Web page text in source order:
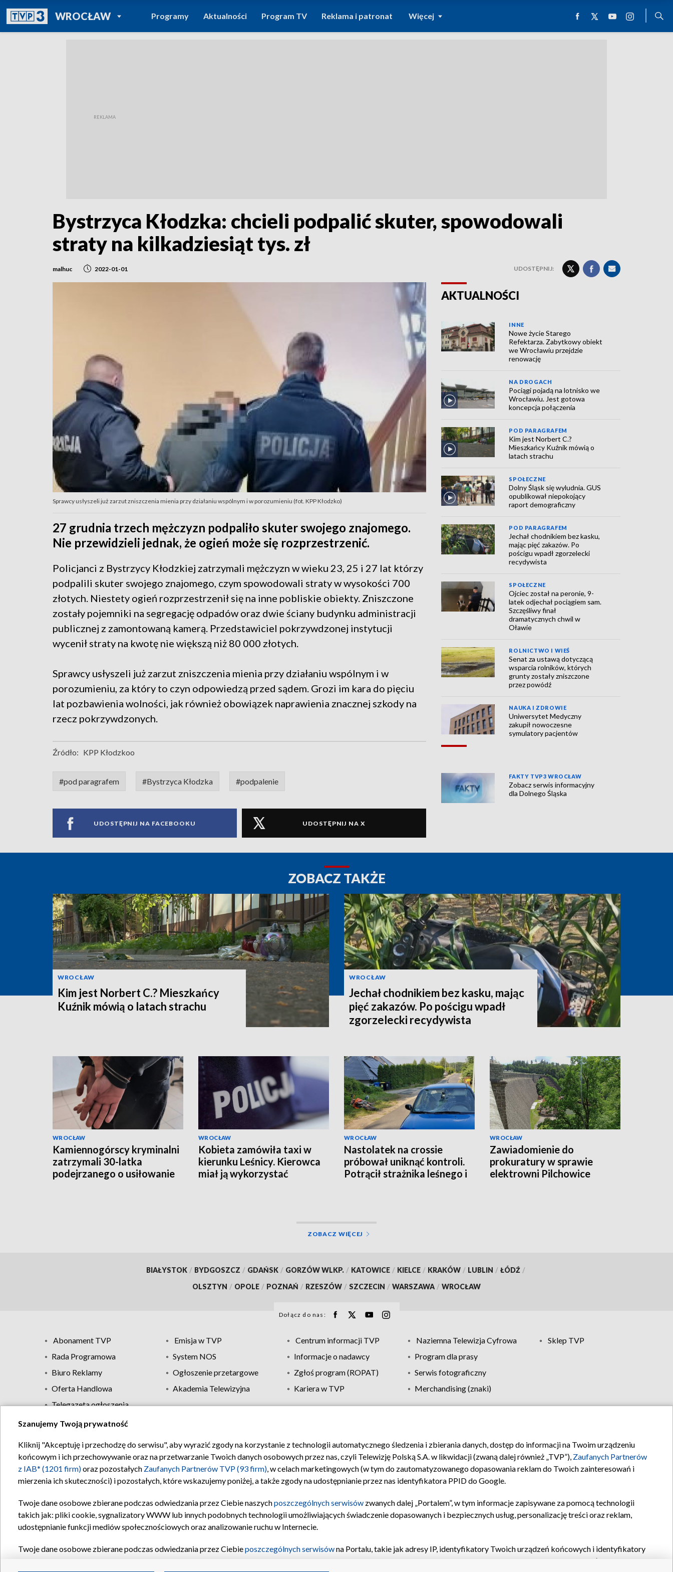
WROCŁAWPOWRÓT DO
TVP REGIONY
Programy Aktualności Program TV Reklama i patronat Więcej
Bystrzyca Kłodzka: chcieli podpalić skuter, spowodowali
straty na kilkadziesiąt tys. zł
malhuc 2022-01-01 UDOSTĘPNIJ:
Sprawcy usłyszeli już zarzut zniszczenia mienia przy działaniu wspólnym i w porozumieniu (fot. KPP Kłodzko)
27 grudnia trzech mężczyzn podpaliło skuter swojego znajomego.
Nie przewidzieli jednak, że ogień może się rozprzestrzenić.
Policjanci z Bystrzycy Kłodzkiej zatrzymali mężczyzn w wieku 23, 25 i 27 lat którzy
podpalili skuter swojego znajomego, czym spowodowali straty w wysokości 700
złotych. Niestety ogień rozprzestrzenił się na inne pobliskie obiekty. Zniszczone
zostały pojemniki na segregację odpadów oraz dwie ściany budynku administracji
publicznej z zamontowaną kamerą. Przedstawiciel pokrzywdzonej instytucji
wycenił straty na kwotę nie większą niż 80 000 złotych.
Sprawcy usłyszeli już zarzut zniszczenia mienia przy działaniu wspólnym i w
porozumieniu, za który to czyn odpowiedzą przed sądem. Grozi im kara do pięciu
lat pozbawienia wolności, jak również obowiązek naprawienia znacznej szkody na
rzecz pokrzywdzonych.
Źródło: KPP Kłodzkoo
#pod paragrafem #Bystrzyca Kłodzka #podpalenie
UDOSTĘPNIJ NA FACEBOOKU UDOSTĘPNIJ NA X
AKTUALNOŚCI
INNE
Nowe życie Starego
Refektarza. Zabytkowy obiekt
we Wrocławiu przejdzie
renowację
NA DROGACH
Pociągi pojadą na lotnisko we
Wrocławiu. Jest gotowa
koncepcja połączenia
POD PARAGRAFEM
Kim jest Norbert C.?
Mieszkańcy Kuźnik mówią o
latach strachu
SPOŁECZNE
Dolny Śląsk się wyludnia. GUS
opublikował niepokojący
raport demograficzny
POD PARAGRAFEM
Jechał chodnikiem bez kasku,
mając pięć zakazów. Po
pościgu wpadł zgorzelecki
recydywista
SPOŁECZNE
Ojciec został na peronie, 9-
latek odjechał pociągiem sam.
Szczęśliwy finał
dramatycznych chwil w
Oławie
ROLNICTWO I WIEŚ
Senat za ustawą dotyczącą
wsparcia rolników, których
grunty zostały zniszczone
przez powódź
NAUKA I ZDROWIE
Uniwersytet Medyczny
zakupił nowoczesne
symulatory pacjentów
FAKTY TVP3 WROCŁAW
Zobacz serwis informacyjny
dla Dolnego Śląska
ZOBACZ TAKŻE
WROCŁAW
Kim jest Norbert C.? Mieszkańcy
Kuźnik mówią o latach strachu
WROCŁAW
Jechał chodnikiem bez kasku, mając
pięć zakazów. Po pościgu wpadł
zgorzelecki recydywista
WROCŁAW
Kamiennogórscy kryminalni
zatrzymali 30-latka
podejrzanego o usiłowanie
WROCŁAW
Kobieta zamówiła taxi w
kierunku Leśnicy. Kierowca
miał ją wykorzystać
WROCŁAW
Nastolatek na crossie
próbował uniknąć kontroli.
Potrącił strażnika leśnego i
WROCŁAW
Zawiadomienie do
prokuratury w sprawie
elektrowni Pilchowice
ZOBACZ WIĘCEJ
BIAŁYSTOK / BYDGOSZCZ / GDAŃSK / GORZÓW WLKP. / KATOWICE / KIELCE / KRAKÓW / LUBLIN / ŁÓDŹ /
OLSZTYN / OPOLE / POZNAŃ / RZESZÓW / SZCZECIN / WARSZAWA / WROCŁAW
Dołącz do nas:
Abonament TVP Emisja w TVP Centrum informacji TVP Naziemna Telewizja Cyfrowa
Sklep TVP
Rada Programowa
System NOS Informacje o nadawcy
Program dla prasy
Biuro Reklamy
Ogłoszenie przetargowe Zgłoś program (ROPAT)
Serwis fotograficzny
Oferta Handlowa
Akademia Telewizyjna Kariera w TVP
Merchandising (znaki)
Telegazeta ogłoszenia
Regulamin TVP Polityka prywatności Moje zgody Pomoc Biuro reklamy Kontakt
Szanujemy Twoją prywatność
Kliknij "Akceptuję i przechodzę do serwisu", aby wyrazić zgody na korzystanie z technologii automatycznego śledzenia i zbierania danych, dostęp do informacji na Twoim urządzeniu
końcowym i ich przechowywanie oraz na przetwarzanie Twoich danych osobowych przez nas, czyli Telewizję Polską S.A. w likwidacji (zwaną dalej również „TVP”), Zaufanych Partnerów
z IAB* (1201 firm)oraz pozostałych Zaufanych Partnerów TVP (93 firm), w celach marketingowych (w tym do zautomatyzowanego dopasowania reklam do Twoich zainteresowań i
mierzenia ich skuteczności) i pozostałych, które wskazujemy poniżej, a także zgody na udostępnianie przez nas identyfikatora PPID do Google.
Twoje dane osobowe zbierane podczas odwiedzania przez Ciebie naszychposzczególnych serwisów zwanych dalej „Portalem”, w tym informacje zapisywane za pomocą technologii
takich jak: pliki cookie, sygnalizatory WWW lub innych podobnych technologii umożliwiających świadczenie dopasowanych i bezpiecznych usług, personalizację treści oraz reklam,
udostępnianie funkcji mediów społecznościowych oraz analizowanie ruchu w Internecie.
Twoje dane osobowe zbierane podczas odwiedzania przez Ciebieposzczególnych serwisówna Portalu, takie jak adresy IP, identyfikatory Twoich urządzeń końcowych i identyfikatory
oraz pozostałych